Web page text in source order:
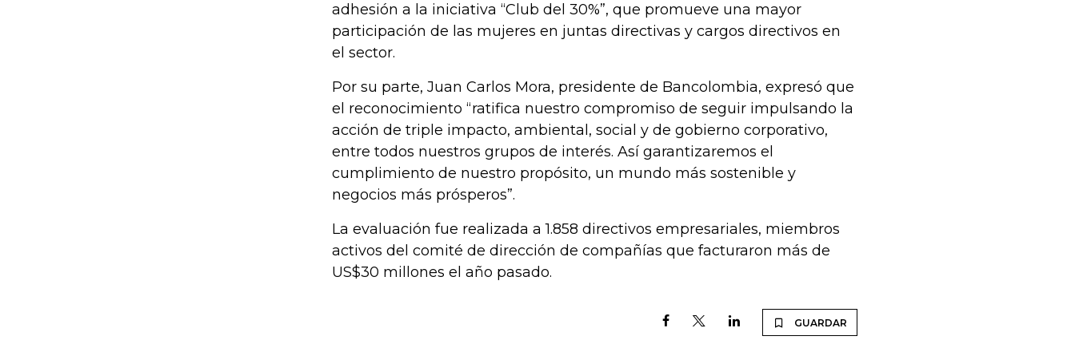
adhesión a la iniciativa “Club del 30%”, que promueve una mayor
participación de las mujeres en juntas directivas y cargos directivos en
el sector.
Por su parte, Juan Carlos Mora, presidente de Bancolombia, expresó que
el reconocimiento “ratifica nuestro compromiso de seguir impulsando la
acción de triple impacto, ambiental, social y de gobierno corporativo,
entre todos nuestros grupos de interés. Así garantizaremos el
cumplimiento de nuestro propósito, un mundo más sostenible y
negocios más prósperos”.
La evaluación fue realizada a 1.858 directivos empresariales, miembros
activos del comité de dirección de compañías que facturaron más de
US$30 millones el año pasado.
GUARDAR